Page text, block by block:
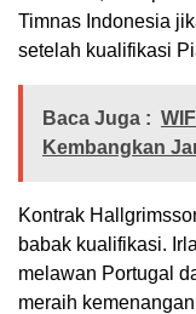
Timnas Indonesia
setelah kualifikasi
Baca Juga :
Kembangkan
Kontrak
babak kualifikasi.
melawan Portugal
meraih